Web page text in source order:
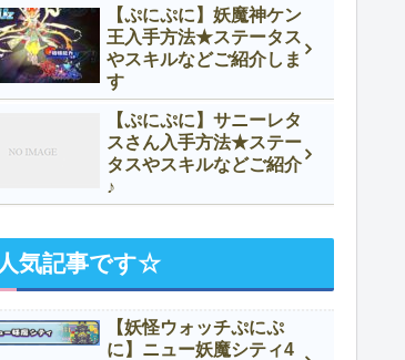
【ぷにぷに】妖魔神ケン
王入手方法★ステータス
やスキルなどご紹介しま
す
【ぷにぷに】サニーレタ
スさん入手方法★ステー
タスやスキルなどご紹介
♪
人気記事です☆
【妖怪ウォッチぷにぷ
に】ニュー妖魔シティ4